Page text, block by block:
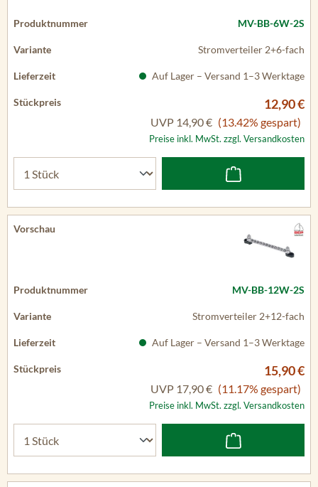
MV-BB-6W-2S
Stromverteiler 2+6-fach
Auf Lager – Versand 1–3 Werktage
12,90 €
UVP 14,90 € (13.42% gespart)
Preise inkl. MwSt. zzgl. Versandkosten
MV-BB-12W-2S
Stromverteiler 2+12-fach
Auf Lager – Versand 1–3 Werktage
15,90 €
UVP 17,90 € (11.17% gespart)
Preise inkl. MwSt. zzgl. Versandkosten